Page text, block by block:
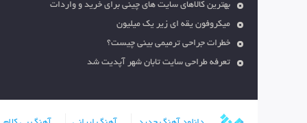
بهترین کالاهای سایت های چینی برای خرید و واردات
میکروفون یقه ای زیر یک میلیون
خطرات جراحی ترمیمی بینی چیست؟
تعرفه طراحی سایت تابان شهر آپدیت شد